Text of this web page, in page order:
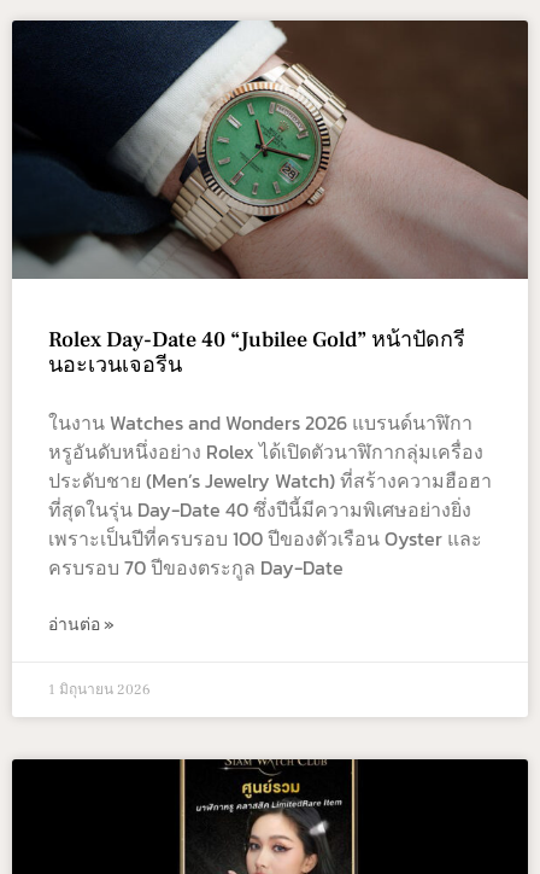
Rolex Day-Date 40 “Jubilee Gold” หน้าปัดกรี
นอะเวนเจอรีน
ในงาน Watches and Wonders 2026 แบรนด์นาฬิกา
หรูอันดับหนึ่งอย่าง Rolex ได้เปิดตัวนาฬิกากลุ่มเครื่อง
ประดับชาย (Men’s Jewelry Watch) ที่สร้างความฮือฮา
ที่สุดในรุ่น Day-Date 40 ซึ่งปีนี้มีความพิเศษอย่างยิ่ง
เพราะเป็นปีที่ครบรอบ 100 ปีของตัวเรือน Oyster และ
ครบรอบ 70 ปีของตระกูล Day-Date
อ่านต่อ »
1 มิถุนายน 2026